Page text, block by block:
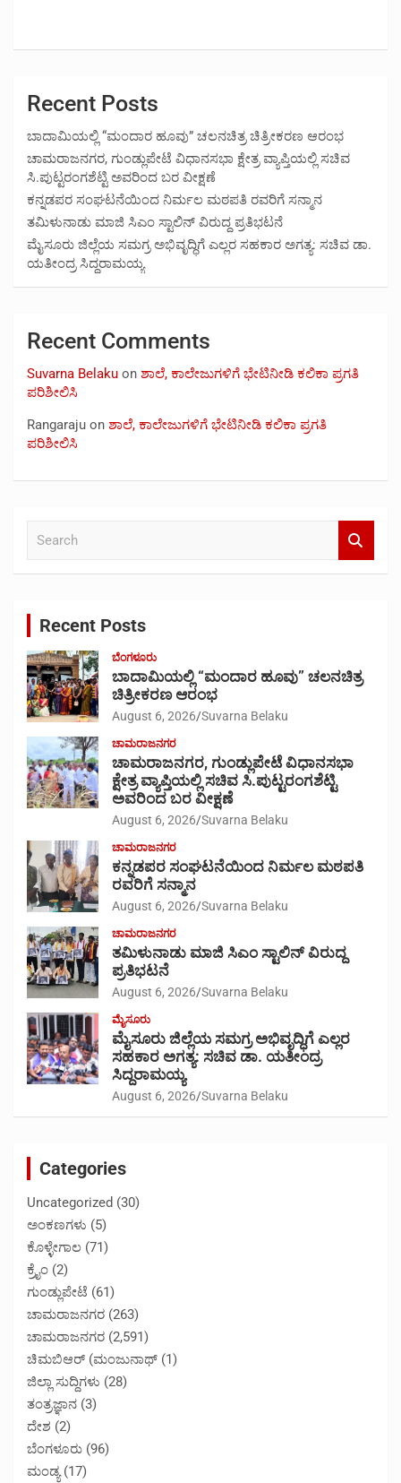
Recent Posts
ಬಾದಾಮಿಯಲ್ಲಿ “ಮಂದಾರ ಹೂವು” ಚಲನಚಿತ್ರ ಚಿತ್ರೀಕರಣ ಆರಂಭ
ಚಾಮರಾಜನಗರ, ಗುಂಡ್ಲುಪೇಟೆ ವಿಧಾನಸಭಾ ಕ್ಷೇತ್ರ ವ್ಯಾಪ್ತಿಯಲ್ಲಿ ಸಚಿವ
ಸಿ.ಪುಟ್ಟರಂಗಶೆಟ್ಟಿ ಅವರಿಂದ ಬರ ವೀಕ್ಷಣೆ
ಕನ್ನಡಪರ ಸಂಘಟನೆಯಿಂದ ನಿರ್ಮಲ ಮಠಪತಿ ರವರಿಗೆ ಸನ್ಮಾನ
ತಮಿಳುನಾಡು ಮಾಜಿ ಸಿಎಂ ಸ್ಟಾಲಿನ್ ವಿರುದ್ದ ಪ್ರತಿಭಟನೆ
ಮೈಸೂರು ಜಿಲ್ಲೆಯ ಸಮಗ್ರ ಅಭಿವೃದ್ಧಿಗೆ ಎಲ್ಲರ ಸಹಕಾರ ಅಗತ್ಯ: ಸಚಿವ ಡಾ.
ಯತೀಂದ್ರ ಸಿದ್ದರಾಮಯ್ಯ
Recent Comments
Suvarna Belaku on ಶಾಲೆ, ಕಾಲೇಜುಗಳಿಗೆ ಭೇಟಿನೀಡಿ ಕಲಿಕಾ ಪ್ರಗತಿ
ಪರಿಶೀಲಿಸಿ
Rangaraju on ಶಾಲೆ, ಕಾಲೇಜುಗಳಿಗೆ ಭೇಟಿನೀಡಿ ಕಲಿಕಾ ಪ್ರಗತಿ
ಪರಿಶೀಲಿಸಿ
Recent Posts
ಬೆಂಗಳೂರು
ಬಾದಾಮಿಯಲ್ಲಿ “ಮಂದಾರ ಹೂವು” ಚಲನಚಿತ್ರ
ಚಿತ್ರೀಕರಣ ಆರಂಭ
August 6, 2026 Suvarna Belaku
ಚಾಮರಾಜನಗರ
ಚಾಮರಾಜನಗರ, ಗುಂಡ್ಲುಪೇಟೆ ವಿಧಾನಸಭಾ
ಕ್ಷೇತ್ರ ವ್ಯಾಪ್ತಿಯಲ್ಲಿ ಸಚಿವ ಸಿ.ಪುಟ್ಟರಂಗಶೆಟ್ಟಿ
ಅವರಿಂದ ಬರ ವೀಕ್ಷಣೆ
August 6, 2026 Suvarna Belaku
ಚಾಮರಾಜನಗರ
ಕನ್ನಡಪರ ಸಂಘಟನೆಯಿಂದ ನಿರ್ಮಲ ಮಠಪತಿ
ರವರಿಗೆ ಸನ್ಮಾನ
August 6, 2026 Suvarna Belaku
ಚಾಮರಾಜನಗರ
ತಮಿಳುನಾಡು ಮಾಜಿ ಸಿಎಂ ಸ್ಟಾಲಿನ್ ವಿರುದ್ದ
ಪ್ರತಿಭಟನೆ
August 6, 2026 Suvarna Belaku
ಮೈಸೂರು
ಮೈಸೂರು ಜಿಲ್ಲೆಯ ಸಮಗ್ರ ಅಭಿವೃದ್ಧಿಗೆ ಎಲ್ಲರ
ಸಹಕಾರ ಅಗತ್ಯ: ಸಚಿವ ಡಾ. ಯತೀಂದ್ರ
ಸಿದ್ದರಾಮಯ್ಯ
August 6, 2026 Suvarna Belaku
Categories
Uncategorized (30)
ಅಂಕಣಗಳು (5)
ಕೊಳ್ಳೇಗಾಲ (71)
ಕ್ರೈಂ (2)
ಗುಂಡ್ಲುಪೇಟೆ (61)
ಚಾಮರಾಜನಗರ (263)
ಚಾಮರಾಜನಗರ (2,591)
ಚಿಮಬಿಆರ್ (ಮಂಜುನಾಥ್ (1)
ಜಿಲ್ಲಾ ಸುದ್ದಿಗಳು (28)
ತಂತ್ರಜ್ಞಾನ (3)
ದೇಶ (2)
ಬೆಂಗಳೂರು (96)
ಮಂಡ್ಯ(17)